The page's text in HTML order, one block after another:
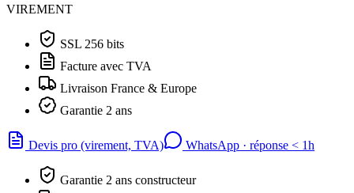
VIREMENT
SSL 256 bits
Facture avec TVA
Livraison France & Europe
Garantie 2 ans
Devis pro (virement, TVA) WhatsApp · réponse < 1h
Garantie 2 ans constructeur